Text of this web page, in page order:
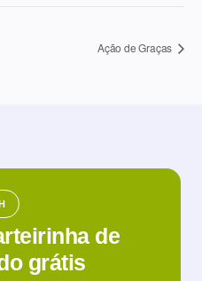
Ação de Graças
de
grátis